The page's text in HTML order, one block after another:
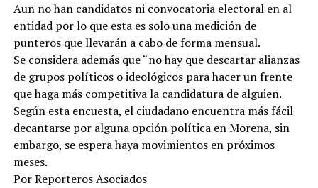
Aun no han candidatos ni convocatoria electoral en al
entidad por lo que esta es solo una medición de
punteros que llevarán a cabo de forma mensual.
Se considera además que “no hay que descartar alianzas
de grupos políticos o ideológicos para hacer un frente
que haga más competitiva la candidatura de alguien.
Según esta encuesta, el ciudadano encuentra más fácil
decantarse por alguna opción política en Morena, sin
embargo, se espera haya movimientos en próximos
meses.
Por Reporteros Asociados